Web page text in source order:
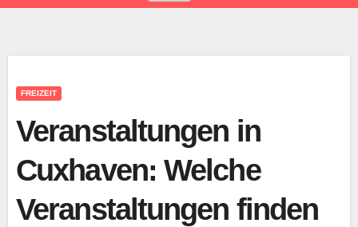
FREIZEIT
Veranstaltungen in
Cuxhaven: Welche
Veranstaltungen finden